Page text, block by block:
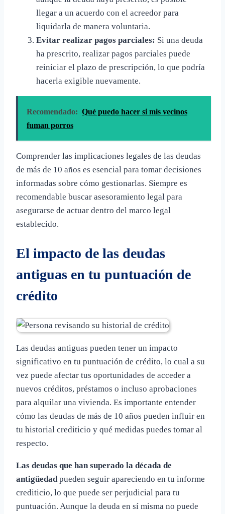
llegar a un acuerdo con el acreedor para
liquidarla de manera voluntaria.
Evitar realizar pagos parciales: Si una deuda
ha prescrito, realizar pagos parciales puede
reiniciar el plazo de prescripción, lo que podría
hacerla exigible nuevamente.
Recomendado: Qué puedo hacer si mis vecinos
fuman porros
Comprender las implicaciones legales de las deudas
de más de 10 años es esencial para tomar decisiones
informadas sobre cómo gestionarlas. Siempre es
recomendable buscar asesoramiento legal para
asegurarse de actuar dentro del marco legal
establecido.
El impacto de las deudas
antiguas en tu puntuación de
crédito
Las deudas antiguas pueden tener un impacto
significativo en tu puntuación de crédito, lo cual a su
vez puede afectar tus oportunidades de acceder a
nuevos créditos, préstamos o incluso aprobaciones
para alquilar una vivienda. Es importante entender
cómo las deudas de más de 10 años pueden influir en
tu historial crediticio y qué medidas puedes tomar al
respecto.
Las deudas que han superado la década de
antigüedadpueden seguir apareciendo en tu informe
crediticio, lo que puede ser perjudicial para tu
puntuación. Aunque la deuda en sí misma no puede